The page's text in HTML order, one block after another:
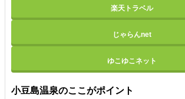
楽天トラベル
じゃらんnet
ゆこゆこネット
小豆島温泉のここがポイント